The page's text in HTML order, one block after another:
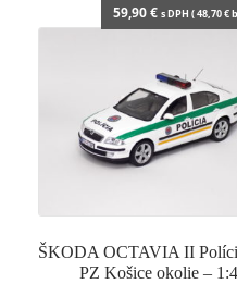
ŠKODA OCTAVIA II
PZ Košice okolie –
59,90€ s DPH (48,70€